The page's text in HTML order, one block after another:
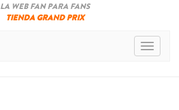
LA WEB FAN PARA FANS
TIENDA GRAND PRIX
Toggle